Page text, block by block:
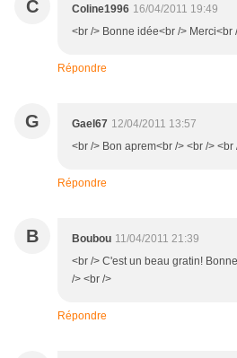
C Coline1996 16/04/2011 19:49
<br /> Bonne idée<br /> Merci<br
Répondre
G Gael67 12/04/2011 13:57
<br /> Bon aprem<br /> <br /> <br
Répondre
B Boubou 11/04/2011 21:39
<br /> C'est un beau gratin!
/> <br />
Répondre